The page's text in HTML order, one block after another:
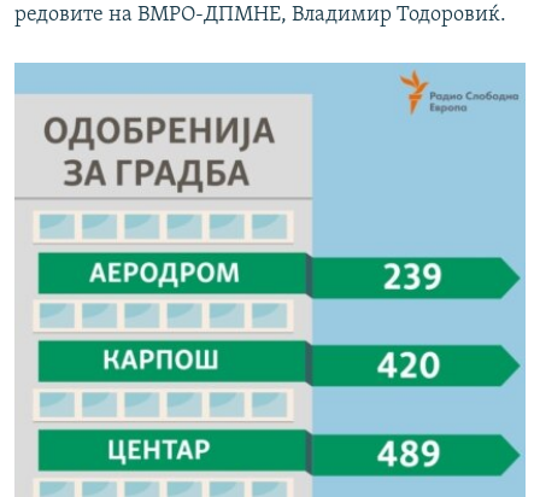
редовите на ВМРО-ДПМНЕ, Владимир Тодоровиќ.